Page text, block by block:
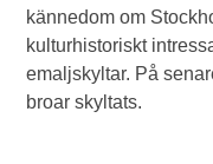
kännedom om
kulturhistoriskt
emaljskyltar. På
broar skyltats.